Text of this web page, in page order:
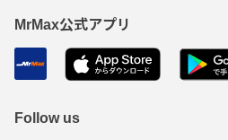
MrMax公式アプリ
Follow us